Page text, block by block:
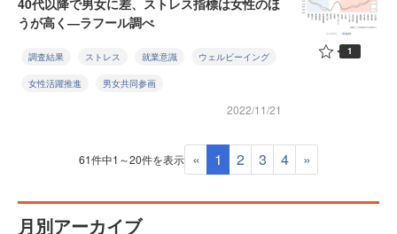
40代以降で男女に差、ストレス指標は女性のほ
うが高く―ラフール調べ
調査結果 ストレス 就業意識 ウェルビーイング
女性活躍推進 男女共同参画
2022/11/21
1
61件中1～20件を表示 « 1 2 3 4 »
月別アーカイブ